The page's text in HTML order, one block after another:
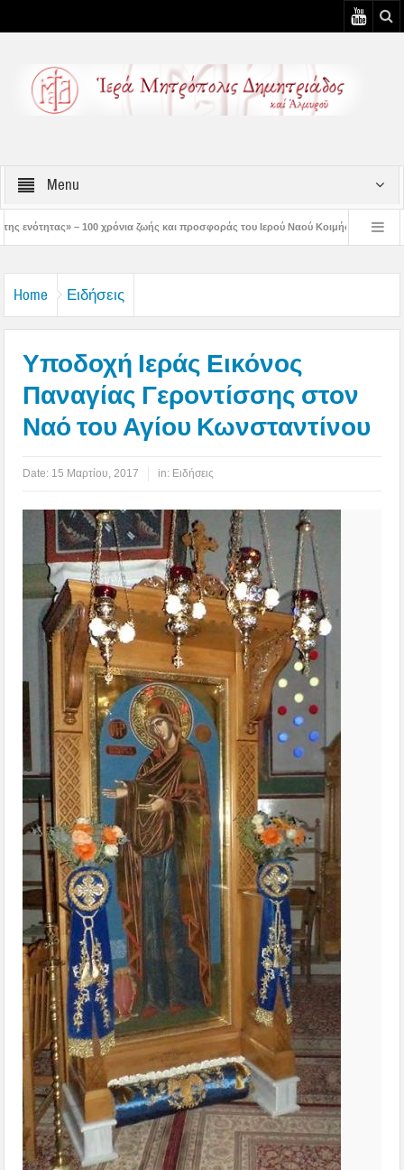
Menu
ζωής και προσφοράς του Ιερού Ναού Κοιμήσεως της Θεοτόκου Πτελεού
Home Ειδήσεις
Υποδοχή Ιεράς Εικόνος
Παναγίας Γεροντίσσης στον
Ναό του Αγίου Κωνσταντίνου
Date: 15 Μαρτίου, 2017 in: Ειδήσεις